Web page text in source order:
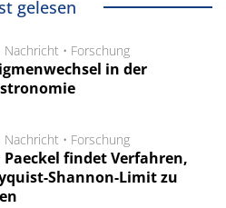
gelesen
Nachricht • Forschung
in der
Nachricht • Forschung
Paeckel findet Verfahren,
Shannon-Limit zu